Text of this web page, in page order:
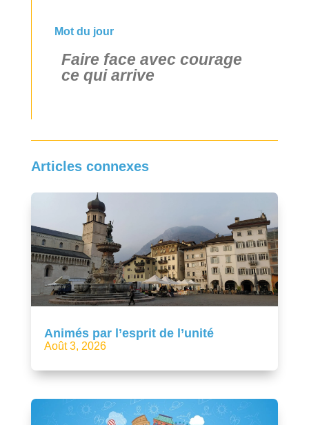
Mot du jour
Faire face avec courage
ce qui arrive
Articles connexes
Animés par l’esprit de l’unité
Août 3, 2026